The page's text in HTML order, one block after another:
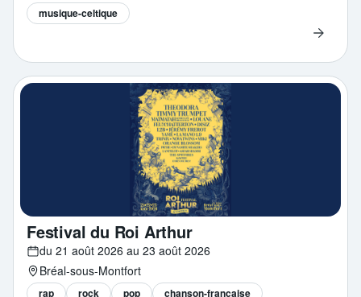
musique-celtique
Festival du Roi Arthur
du 21 août 2026 au 23 août 2026
Bréal-sous-Montfort
rap rock pop chanson-francaise